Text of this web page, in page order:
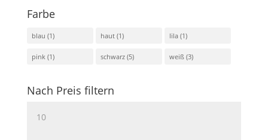
Farbe
blau (1) haut (1) lila (1)
pink (1) schwarz (5) weiß (3)
Nach Preis filtern
Preis